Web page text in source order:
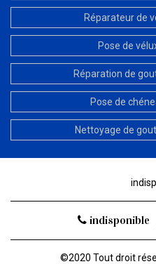
Réparateur de
Pose de
Réparation de
Pose de
Nettoyage de
indisponible
©2020 Tout droit